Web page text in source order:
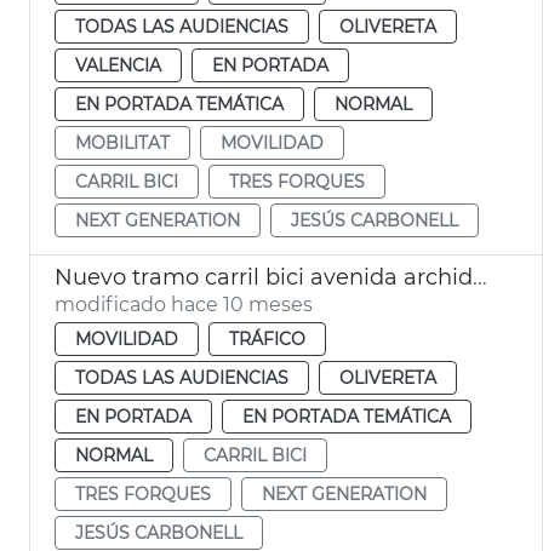
TODAS LAS AUDIENCIAS
OLIVERETA
VALENCIA
EN PORTADA
EN PORTADA TEMÁTICA
NORMAL
MOBILITAT
MOVILIDAD
CARRIL BICI
TRES FORQUES
NEXT GENERATION
JESÚS CARBONELL
Nuevo tramo carril bici avenida archiduque Carlos València
modificado hace 10 meses
MOVILIDAD
TRÁFICO
TODAS LAS AUDIENCIAS
OLIVERETA
EN PORTADA
EN PORTADA TEMÁTICA
NORMAL
CARRIL BICI
TRES FORQUES
NEXT GENERATION
JESÚS CARBONELL